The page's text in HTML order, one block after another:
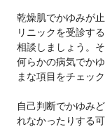
乾燥肌でかゆみが
リニックを受診す
相談しましょう。
何らかの病気でか
まな項目をチェッ
自己判断でかゆみ
れなかったりする